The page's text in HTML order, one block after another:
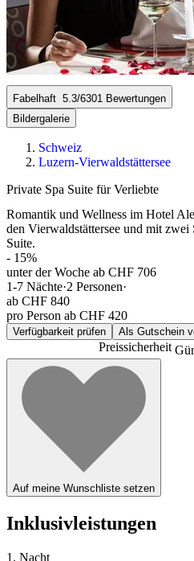
Fabelhaft 5.3/6301 Bewertungen
Bildergalerie
Schweiz
Luzern-Vierwaldstättersee
Private Spa Suite für Verliebte
Romantik und Wellness im Hotel
den Vierwaldstättersee und mit zwei
Suite.
- 15%
unter der Woche ab CHF 706
1-7 Nächte·2 Personen·
ab CHF 840
pro Person ab CHF 420
Verfügbarkeit prüfen Als Gutschein
Preissicherheit
Auf meine Wunschliste setzen
Inklusivleistungen
1. Nacht